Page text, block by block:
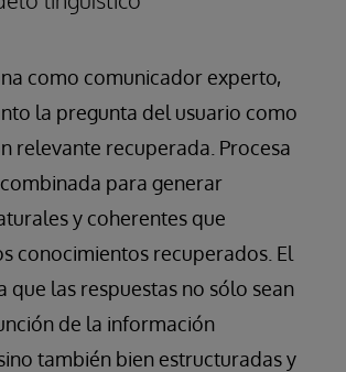
como comunicador experto,
la pregunta del usuario como
relevante recuperada. Procesa
para generar
y coherentes que
conocimientos recuperados. El
que las respuestas no sólo sean
de la información
también bien estructuradas y